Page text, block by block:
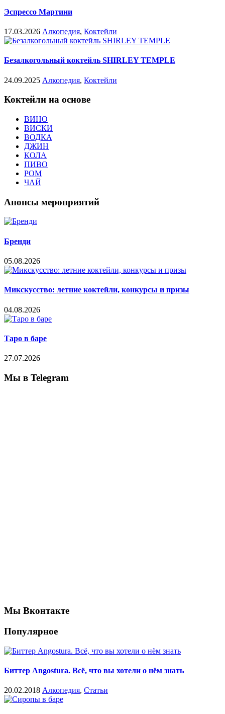
Эспрессо Мартини
17.03.2026 Алкопедия, Коктейли
Безалкогольный коктейль SHIRLEY TEMPLE
24.09.2025 Алкопедия, Коктейли
Коктейли на основе
ВИНО
ВИСКИ
ВОДКА
ДЖИН
КОЛА
ПИВО
РОМ
ЧАЙ
Анонсы мероприятий
Бренди
05.08.2026
Микскусство: летние коктейли, конкурсы и призы
04.08.2026
Таро в баре
27.07.2026
Мы в Telegram
Мы Вконтакте
Популярное
Биттер Angostura. Всё, что вы хотели о нём знать
20.02.2018 Алкопедия, Статьи